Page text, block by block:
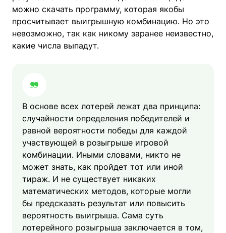
можно скачать программу, которая якобы
просчитывает выигрышную комбинацию. Но это
невозможно, так как никому заранее неизвестно,
какие числа выпадут.
В основе всех лотерей лежат два принципа:
случайности определения победителей и
равной вероятности победы для каждой
участвующей в розыгрыше игровой
комбинации. Иными словами, никто не
может знать, как пройдет тот или иной
тираж. И не существует никаких
математических методов, которые могли
бы предсказать результат или повысить
вероятность выигрыша. Сама суть
лотерейного розыгрыша заключается в том,